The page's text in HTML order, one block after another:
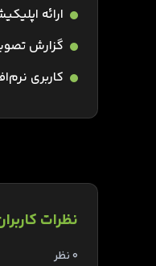
ارائه اپلیکیشن
گزارش
کاربری
نظرات
0 نظر